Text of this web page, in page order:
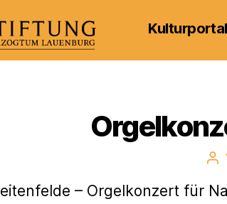
Kulturportal
– Orgelkonzert für